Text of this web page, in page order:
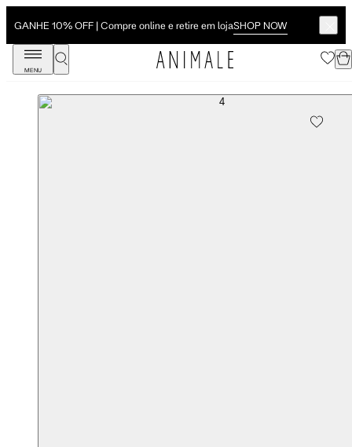
GANHE 10% OFF | Compre online e retire em lojaSHOP NOW
MENU